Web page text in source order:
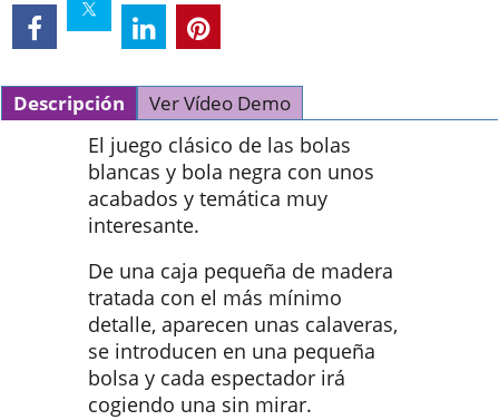
Descripción Ver Vídeo Demo
El juego clásico de las bolas
blancas y bola negra con unos
acabados y temática muy
interesante.
De una caja pequeña de madera
tratada con el más mínimo
detalle, aparecen unas calaveras,
se introducen en una pequeña
bolsa y cada espectador irá
cogiendo una sin mirar.